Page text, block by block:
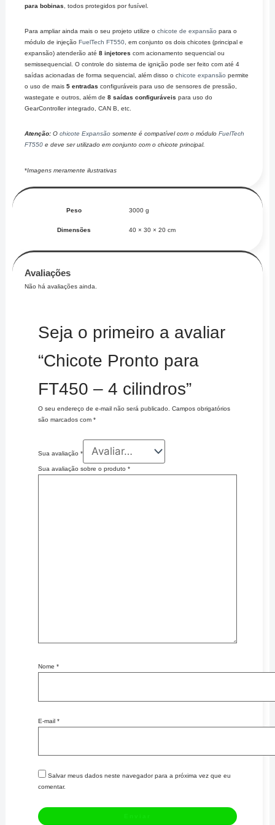
para bobinas, todos protegidos por fusível.
Para ampliar ainda mais o seu projeto utilize ochicote de expansão para o
módulo de injeçãoFuelTech FT550, em conjunto os dois chicotes (principal e
expansão) atenderão até8 injetores com acionamento sequencial ou
semissequencial. O controle do sistema de ignição pode ser feito com até 4
saídas acionadas de forma sequencial, além disso o chicote expansão permite
o uso de mais5 entradas configuráveis para uso de sensores de pressão,
wastegate e outros, além de8 saídas configuráveis para uso do
GearController integrado, CAN B, etc.
Atenção: Ochicote Expansão somente é compatível com o móduloFuelTech
FT550e deve ser utilizado em conjunto com o chicote principal.
*Imagens meramente ilustrativas
Peso 3000 g
Dimensões 40 × 30 × 20 cm
Avaliações
Não há avaliações ainda.
Seja o primeiro a avaliar
“Chicote Pronto para
FT450 – 4 cilindros”
O seu endereço de e-mail não será publicado.
Campos obrigatórios
são marcados com *
Sua avaliação *
Sua avaliação sobre o produto *
Nome *
E-mail *
Salvar meus dados neste navegador para a próxima vez que eu
comentar.